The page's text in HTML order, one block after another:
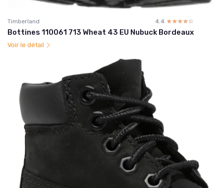
Timberland 4.4 ☆☆☆☆☆
★★★★★
Bottines 110061 713 Wheat 43 EU Nubuck Bordeaux
Voir le détail